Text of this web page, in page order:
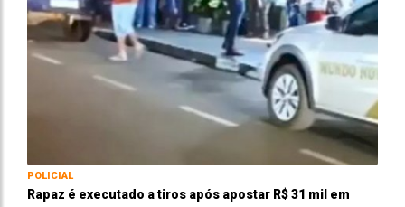
POLICIAL
Rapaz é executado a tiros após apostar R$ 31 mil em